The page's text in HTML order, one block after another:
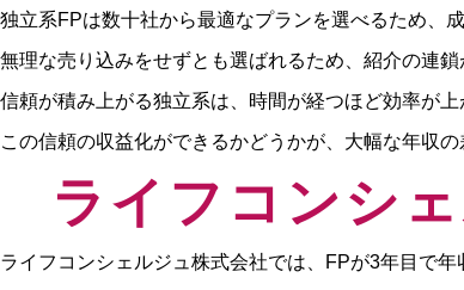
独立系FPは数十社から最適なプランを選べるため、
無理な売り込みをせずとも選ばれるため、紹介の連鎖
信頼が積み上がる独立系は、時間が経つほど効率が上
この信頼の収益化ができるかどうかが、大幅な年収の
ライフコンシ
ライフコンシェルジュ株式会社では、FPが3年目で年